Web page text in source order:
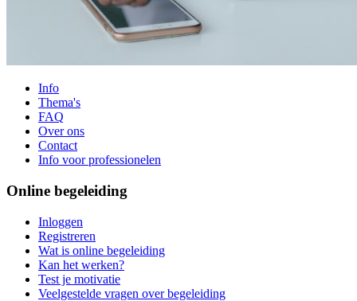
Info
Thema's
FAQ
Over ons
Contact
Info voor professionelen
Online begeleiding
Inloggen
Registreren
Wat is online begeleiding
Kan het werken?
Test je motivatie
Veelgestelde vragen over begeleiding